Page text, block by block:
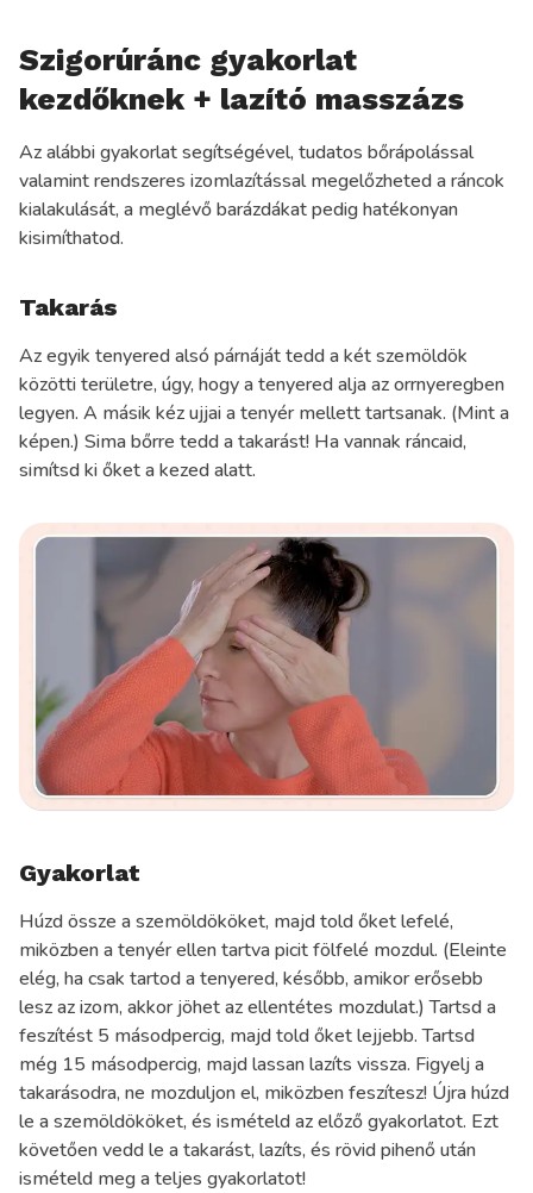
Szigorúránc gyakorlat
kezdőknek + lazító masszázs
Az alábbi gyakorlat segítségével, tudatos bőrápolással
valamint rendszeres izomlazítással megelőzheted a ráncok
kialakulását, a meglévő barázdákat pedig hatékonyan
kisimíthatod.
Takarás
Az egyik tenyered alsó párnáját tedd a két szemöldök
közötti területre, úgy, hogy a tenyered alja az orrnyeregben
legyen. A másik kéz ujjai a tenyér mellett tartsanak. (Mint a
képen.) Sima bőrre tedd a takarást! Ha vannak ráncaid,
simítsd ki őket a kezed alatt.
Gyakorlat
Húzd össze a szemöldököket, majd told őket lefelé,
miközben a tenyér ellen tartva picit fölfelé mozdul. (Eleinte
elég, ha csak tartod a tenyered, később, amikor erősebb
lesz az izom, akkor jöhet az ellentétes mozdulat.) Tartsd a
feszítést 5 másodpercig, majd told őket lejjebb. Tartsd
még 15 másodpercig, majd lassan lazíts vissza. Figyelj a
takarásodra, ne mozduljon el, miközben feszítesz! Újra húzd
le a szemöldököket, és ismételd az előző gyakorlatot. Ezt
követően vedd le a takarást, lazíts, és rövid pihenő után
ismételd meg a teljes gyakorlatot!